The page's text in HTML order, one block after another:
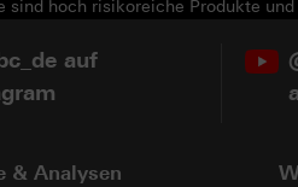
hoch risikoreiche Produkte
auf
& Analysen